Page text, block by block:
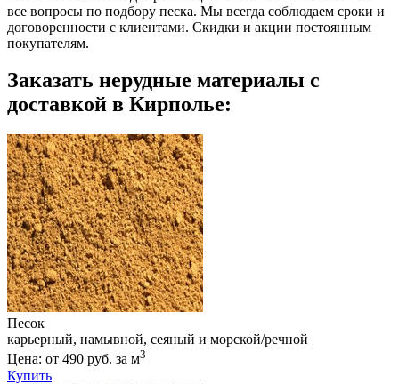
все вопросы по подбору песка. Мы всегда соблюдаем сроки и
договоренности с клиентами. Скидки и акции постоянным
покупателям.
Заказать нерудные материалы с
доставкой в Кирполье:
Песок
карьерный, намывной, сеяный и морской/речной
Цена: от 490 руб. за м3
Купить